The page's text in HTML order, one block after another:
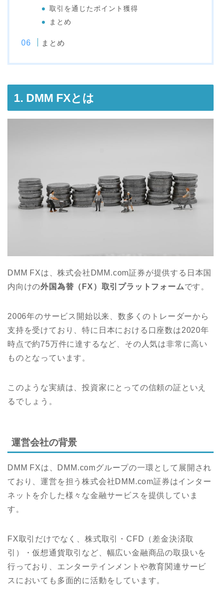
取引を通じたポイント獲得
まとめ
まとめ
1. DMM FXとは
DMM FXは、株式会社DMM.com証券が提供する日本国
内向けの外国為替（FX）取引プラットフォームです。
2006年のサービス開始以来、数多くのトレーダーから
支持を受けており、特に日本における口座数は2020年
時点で約75万件に達するなど、その人気は非常に高い
ものとなっています。
このような実績は、投資家にとっての信頼の証といえ
るでしょう。
運営会社の背景
DMM FXは、DMM.comグループの一環として展開され
ており、運営を担う株式会社DMM.com証券はインター
ネットを介した様々な金融サービスを提供していま
す。
FX取引だけでなく、株式取引・CFD（差金決済取
引）・仮想通貨取引など、幅広い金融商品の取扱いを
行っており、エンターテインメントや教育関連サービ
スにおいても多面的に活動をしています。